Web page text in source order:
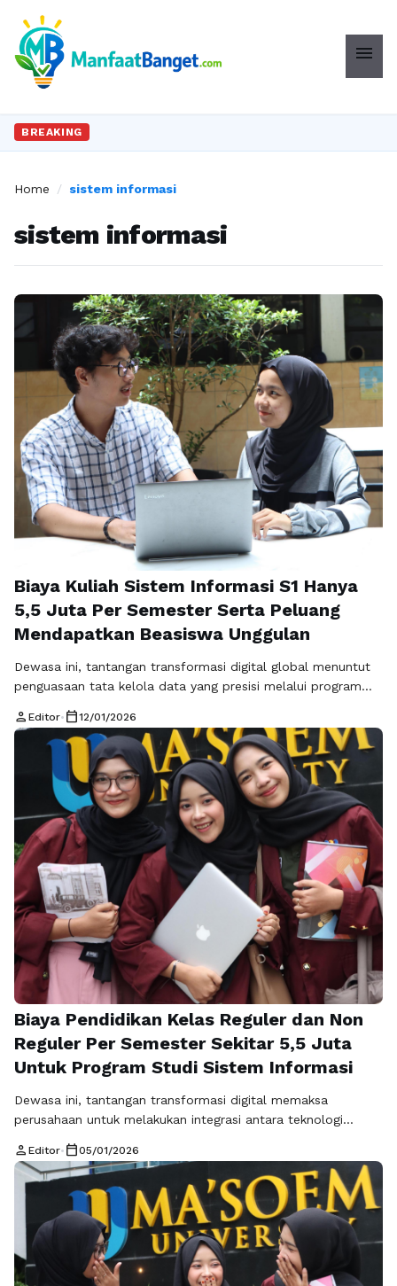
menu
BREAKING
Home / sistem informasi
sistem informasi
Biaya Kuliah Sistem Informasi S1 Hanya
5,5 Juta Per Semester Serta Peluang
Mendapatkan Beasiswa Unggulan
Dewasa ini, tantangan transformasi digital global menuntut
penguasaan tata kelola data yang presisi melalui program
Pemilihan bidang ini didasari urgensi kebutuhan analis
teknologi, manfaat akademik penggabungan bisnis-komputer,
serta relevansi perkembangan berbagai spesialisasi karir it di
masa depan. Anda akan memperoleh kemampuan strategis
dalam menjembatani kebutuhan organisasi dengan …Baca
Selengkapnya
person Editor• calendar_today12/01/2026
Biaya Pendidikan Kelas Reguler dan Non
Reguler Per Semester Sekitar 5,5 Juta
Untuk Program Studi Sistem Informasi
Dewasa ini, tantangan transformasi digital memaksa
perusahaan untuk melakukan integrasi antara teknologi
operasional organisasi. Memilih program Sistem Informasi S1
memberikan keunggulan kompetitif bagi Anda dalam
menghadapi dinamika pasar yang menuntut kesiapan untuk
karir bisnis digital. Urgensi topik ini terletak pada tingginya
permintaan tenaga ahli IT, manfaat akademik penguasaan
basis …
Baca Selengkapnya
person Editor• calendar_today05/01/2026